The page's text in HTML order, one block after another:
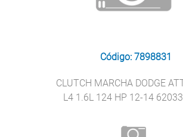
Código: 7898831
CLUTCH MARCHA DODGE
L4 1.6L 124 HP 12-14